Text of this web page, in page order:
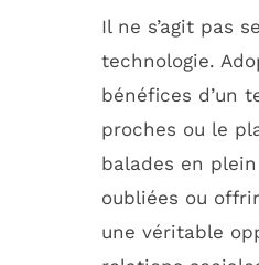
Il ne s’agit pas
technologie.
bénéfices d’un
proches ou le
balades en
oubliées ou
une véritable